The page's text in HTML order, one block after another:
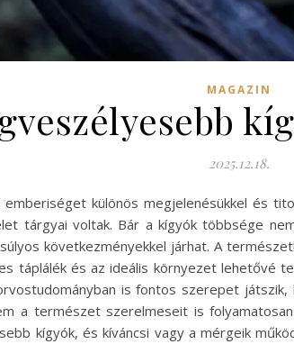
MAGAZIN
2025.12.18.
különös megjelenésükkel és
tárgyai voltak. Bár a kígyók többsége
következményekkel járhat. A
táplálék és az ideális környezet lehetővé
is fontos szerepet
a természet szerelmeseit is
kígyók, és kíváncsi vagy a mérgeik